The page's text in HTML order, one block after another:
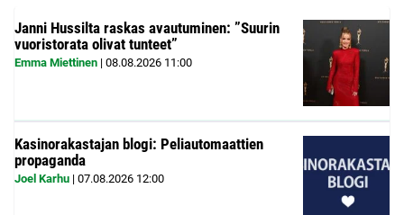
Janni Hussilta raskas avautuminen: ”Suurin
vuoristorata olivat tunteet”
Emma Miettinen | 08.08.2026 11:00
Kasinorakastajan blogi: Peliautomaattien
propaganda
Joel Karhu | 07.08.2026 12:00